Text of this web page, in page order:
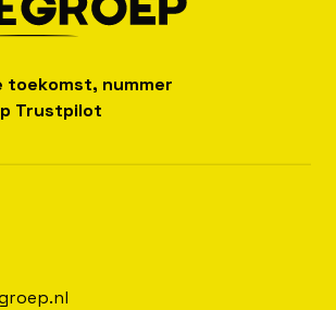
toekomst, nummer
Trustpilot